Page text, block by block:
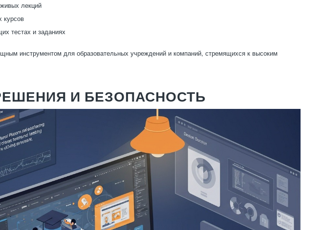
лекций
курсов
тестах и заданиях
инструментом для образовательных учреждений и компаний, стремящихся к высоким
И БЕЗОПАСНОСТЬ